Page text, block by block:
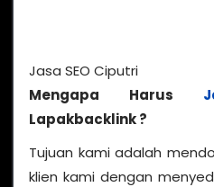
Jasa SEO Ciputri
Mengapa Harus
Lapakbacklink ?
Tujuan kami adalah
klien kami dengan